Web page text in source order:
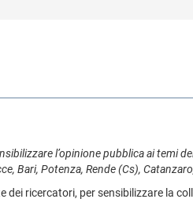
l’opinione pubblica ai temi
Bari, Potenza, Rende (Cs),
ricercatori, per sensibilizzare la